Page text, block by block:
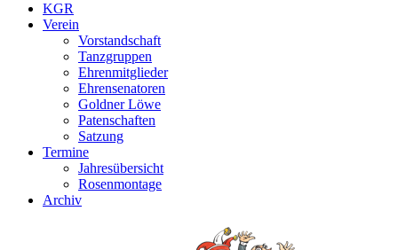
KGR
Verein
Vorstandschaft
Tanzgruppen
Ehrenmitglieder
Ehrensenatoren
Goldner Löwe
Patenschaften
Satzung
Termine
Jahresübersicht
Rosenmontage
Archiv